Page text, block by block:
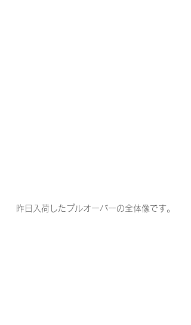
昨日入荷したプルオーバーの全体像です。